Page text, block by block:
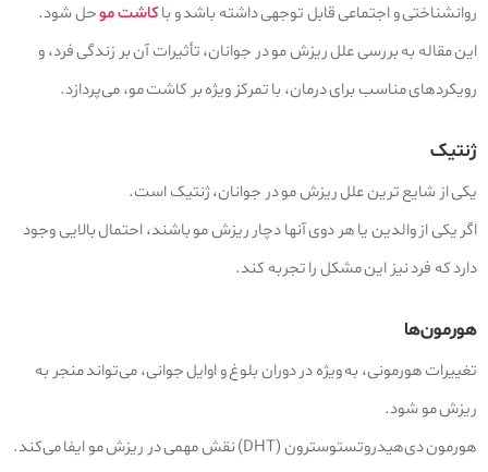
روانشناختی و اجتماعی قابل‌ توجهی داشته باشد و باکاشت موحل شود.
این مقاله به بررسی علل ریزش مو در جوانان، تأثیرات آن بر زندگی فرد، و
رویکردهای مناسب برای درمان، با تمرکز ویژه بر کاشت مو، می‌پردازد.
ژنتیک
یکی از شایع‌ ترین علل ریزش مو در جوانان، ژنتیک است.
اگر یکی از والدین یا هر دوی آنها دچار ریزش مو باشند، احتمال بالایی وجود
دارد که فرد نیز این مشکل را تجربه کند.
هورمون‌ها
تغییرات هورمونی، به ویژه در دوران بلوغ و اوایل جوانی، می‌تواند منجر به
ریزش مو شود.
هورمون دی‌هیدروتستوسترون (DHT) نقش مهمی در ریزش مو ایفا می‌کند.